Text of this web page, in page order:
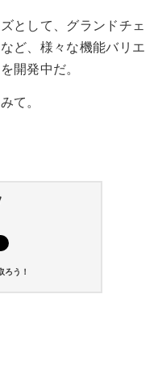
として、グランドチェ
ど、様々な機能バリエ
開発中だ。
て。
ろう！